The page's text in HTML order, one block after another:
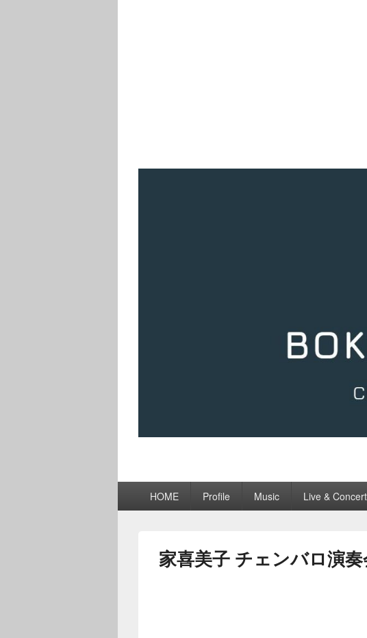
HOME Profile Music Live & Concert
家喜美子 チェンバロ演